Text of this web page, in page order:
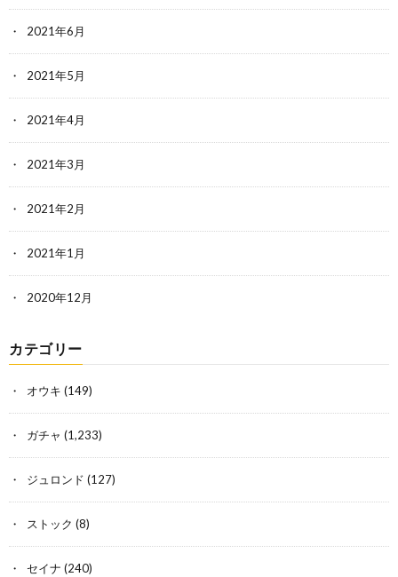
2021年6月
2021年5月
2021年4月
2021年3月
2021年2月
2021年1月
2020年12月
カテゴリー
オウキ (149)
ガチャ (1,233)
ジュロンド (127)
ストック (8)
セイナ (240)